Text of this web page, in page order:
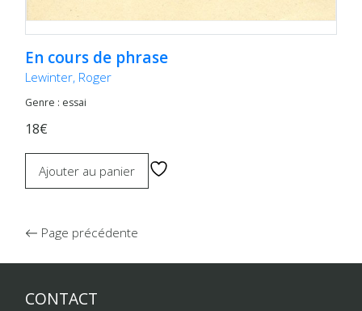
En cours de phrase
Lewinter, Roger
Genre : essai
18€
Ajouter au panier
Page précédente
CONTACT